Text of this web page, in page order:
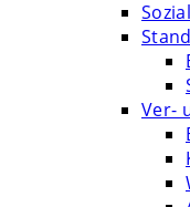
Ver-